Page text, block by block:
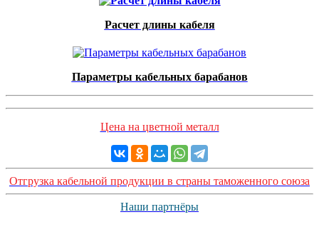
Расчет длины кабеля
Параметры кабельных барабанов
Цена на цветной металл
Отгрузка кабельной продукции в страны таможенного союза
Наши партнёры